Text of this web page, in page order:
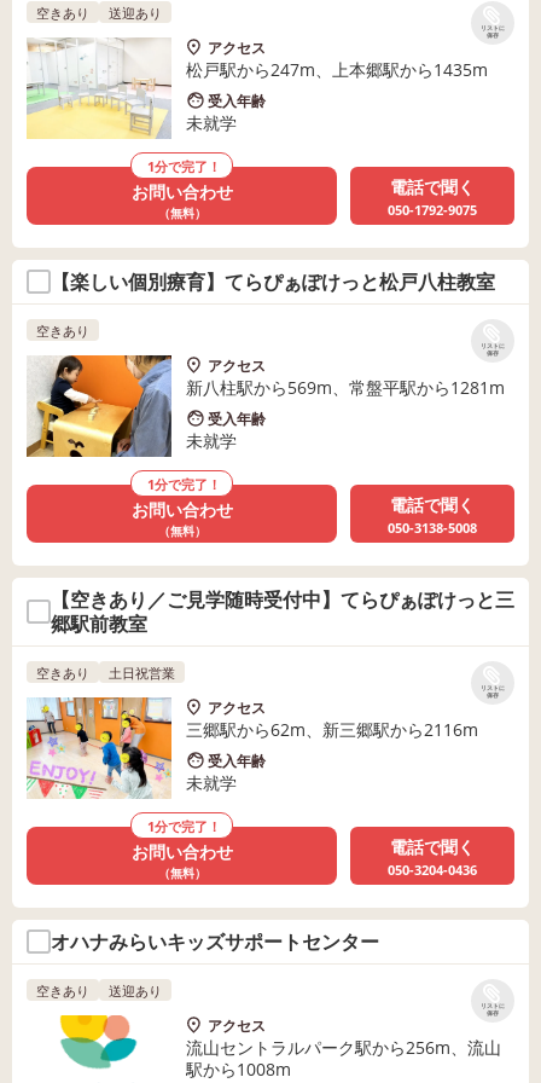
リストに
保存
空きあり 送迎あり
アクセス
松戸駅から247m、上本郷駅から1435m
受入年齢
未就学
1分で完了！
お問い合わせ
（無料）
電話で聞く
050-1792-9075
【楽しい個別療育】てらぴぁぽけっと松戸八柱教室
リストに
保存
空きあり
アクセス
新八柱駅から569m、常盤平駅から1281m
受入年齢
未就学
1分で完了！
お問い合わせ
（無料）
電話で聞く
050-3138-5008
【空きあり／ご見学随時受付中】てらぴぁぽけっと三
郷駅前教室
リストに
保存
空きあり 土日祝営業
アクセス
三郷駅から62m、新三郷駅から2116m
受入年齢
未就学
1分で完了！
お問い合わせ
（無料）
電話で聞く
050-3204-0436
オハナみらいキッズサポートセンター
リストに
保存
空きあり 送迎あり
アクセス
流山セントラルパーク駅から256m、流山
駅から1008m